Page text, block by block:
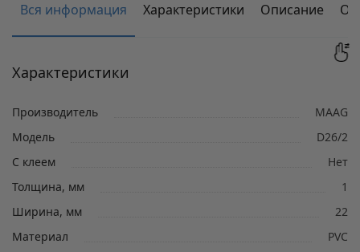
Вся информация Характеристики Описание
Характеристики
Производитель
MAAG
Модель
D26/2
С клеем
Нет
Толщина, мм
1
Ширина, мм
22
Материал
PVC